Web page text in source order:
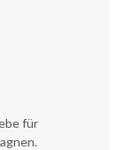
für